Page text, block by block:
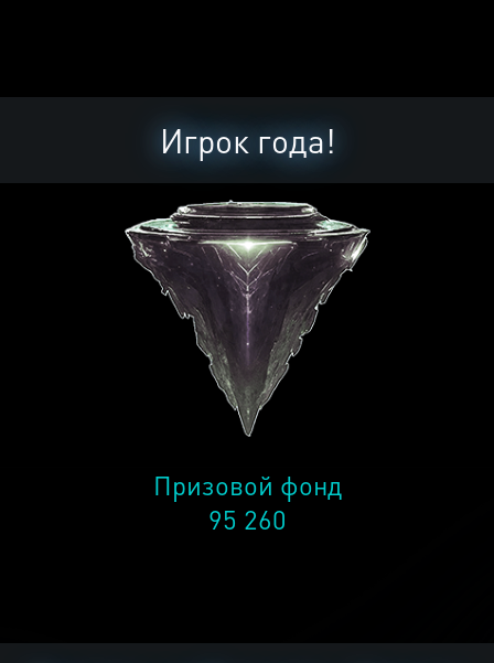
Игрок года!
Призовой фонд
95 260